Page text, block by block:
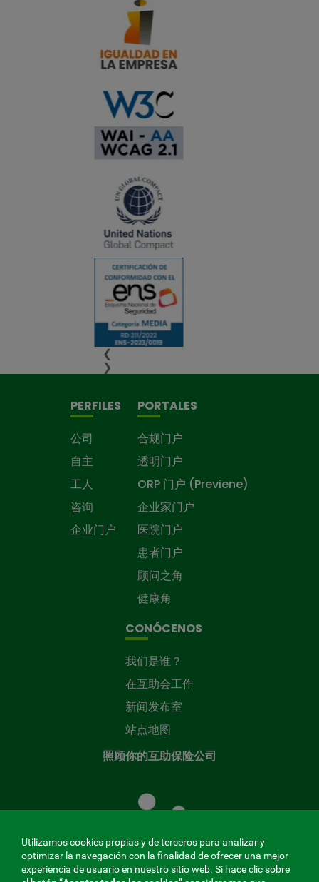
❮
❯
PERFILES
公司
自主
工人
咨询
企业门户
PORTALES
合规门户
透明门户
ORP 门户 (Previene)
企业家门户
医院门户
患者门户
顾问之角
健康角
CONÓCENOS
我们是谁？
在互助会工作
新闻发布室
站点地图
照顾你的互助保险公司
共
同
Utilizamos cookies propias y de terceros para analizar y
optimizar la navegación con la finalidad de ofrecer una mejor
experiencia de usuario en nuestro sitio web. Si hace clic sobre